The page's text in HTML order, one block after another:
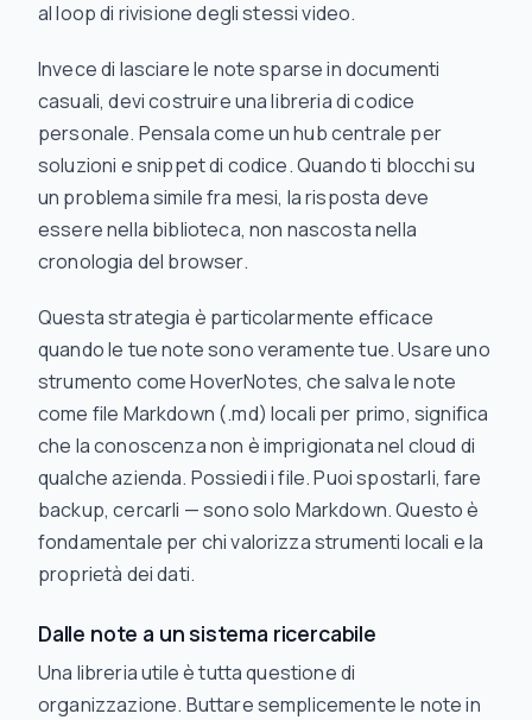
al loop di rivisione degli stessi video.
Invece di lasciare le note sparse in documenti
casuali, devi costruire una libreria di codice
personale. Pensala come un hub centrale per
soluzioni e snippet di codice. Quando ti blocchi su
un problema simile fra mesi, la risposta deve
essere nella biblioteca, non nascosta nella
cronologia del browser.
Questa strategia è particolarmente efficace
quando le tue note sono veramente tue. Usare uno
strumento come HoverNotes, che salva le note
come file Markdown (.md) locali per primo, significa
che la conoscenza non è imprigionata nel cloud di
qualche azienda. Possiedi i file. Puoi spostarli, fare
backup, cercarli — sono solo Markdown. Questo è
fondamentale per chi valorizza strumenti locali e la
proprietà dei dati.
Dalle note a un sistema ricercabile
Una libreria utile è tutta questione di
organizzazione. Buttare semplicemente le note in